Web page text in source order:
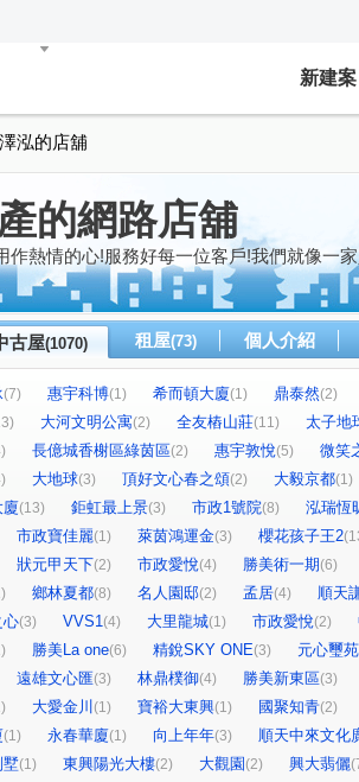
新建案
泓的店舖
的網路店舖
作熱情的心!服務好每一位客戶!我們就像一
古屋(1070) 租屋(73) 個人介紹
(7) 惠宇科博(1) 希而頓大廈(1) 鼎泰然(2)
大河文明公寓(2) 全友樁山莊(11)
太子地
長億城香榭區綠茵區(2) 惠宇敦悅(5)
微笑
大地球(3) 頂好文心春之頌(2) 大毅京都(1)
廈(13) 鉅虹最上景(3) 市政1號院(8)
泓瑞恆
市政寶佳麗(1) 萊茵鴻運金(3) 櫻花孩子王2
狀元甲天下(2) 市政愛悅(4) 勝美術一期(6)
鄉林夏都(8) 名人園邸(2) 孟居(4)
順天
心(3) VVS1(4) 大里龍城(1) 市政愛悅(2)
勝美La one(6) 精銳SKY ONE(3)
元心璽苑
遠雄文心匯(3) 林鼎樸御(4) 勝美新東區(3)
大愛金川 (1) 寶裕大東興(1) 國聚知青(2)
(1) 永春華廈(1) 向上年年(3)
順天中來文化
墅(1) 東興陽光大樓(2) 大觀園 (2) 興大翡儷